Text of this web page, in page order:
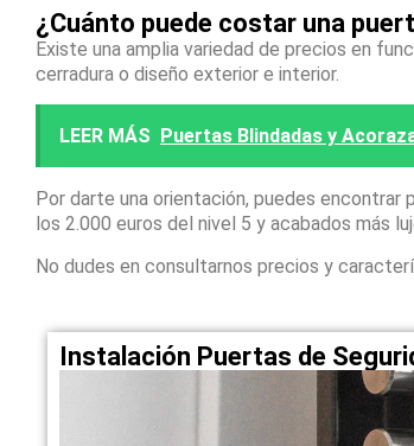
¿Cuánto puede costar una
Existe una amplia variedad de precios en
cerradura o diseño exterior e interior.
LEER MÁS Puertas Blindadas y
Por darte una orientación, puedes encontrar
los 2.000 euros del nivel 5 y acabados más
No dudes en consultarnos precios y
Instalación Puertas de